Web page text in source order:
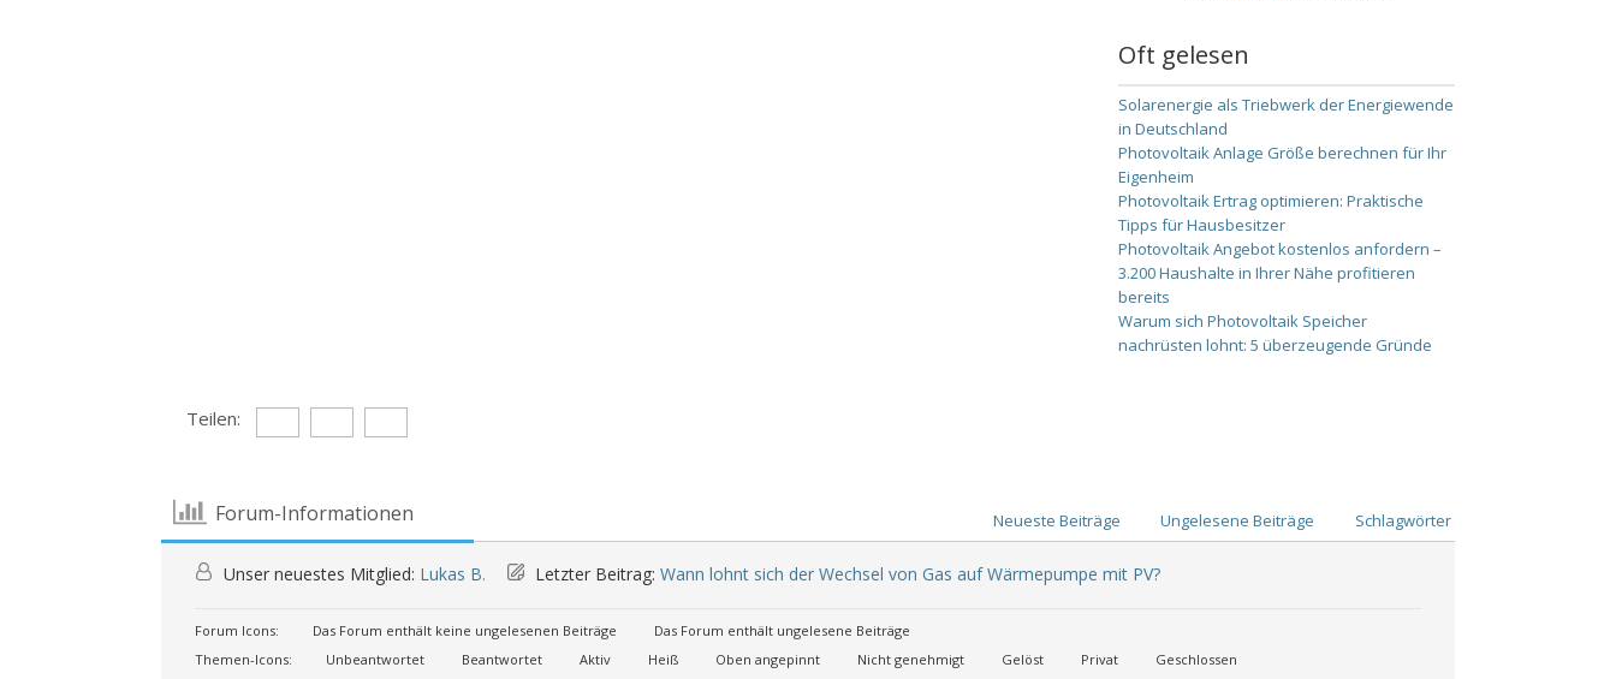
Oft gelesen
Solarenergie als Triebwerk der Energiewende
in Deutschland
Photovoltaik Anlage Größe berechnen für Ihr
Eigenheim
Photovoltaik Ertrag optimieren: Praktische
Tipps für Hausbesitzer
Photovoltaik Angebot kostenlos anfordern –
3.200 Haushalte in Ihrer Nähe profitieren
bereits
Warum sich Photovoltaik Speicher
nachrüsten lohnt: 5 überzeugende Gründe
Teilen:
Forum-Informationen Neueste Beiträge Ungelesene Beiträge Schlagwörter
Unser neuestes Mitglied: Lukas B. Letzter Beitrag:Wann lohnt sich der Wechsel von Gas auf Wärmepumpe mit PV?
Forum Icons: Das Forum enthält keine ungelesenen Beiträge
Das Forum enthält ungelesene Beiträge
Themen-Icons:
Unbeantwortet Beantwortet Aktiv Heiß Oben angepinnt Nicht genehmigt Gelöst Privat Geschlossen